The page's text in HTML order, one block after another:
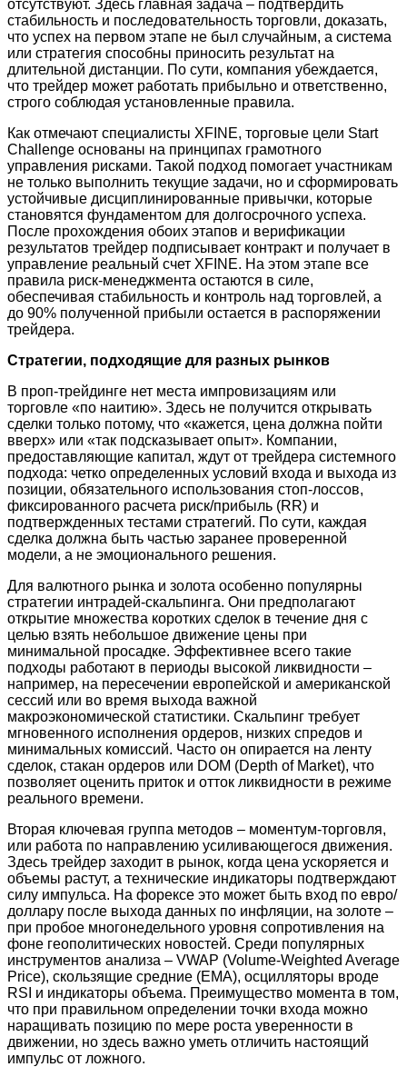
отсутствуют. Здесь главная задача – подтвердить
стабильность и последовательность торговли, доказать,
что успех на первом этапе не был случайным, а система
или стратегия способны приносить результат на
длительной дистанции. По сути, компания убеждается,
что трейдер может работать прибыльно и ответственно,
строго соблюдая установленные правила.
Как отмечают специалисты XFINE, торговые цели Start
Challenge основаны на принципах грамотного
управления рисками. Такой подход помогает участникам
не только выполнить текущие задачи, но и сформировать
устойчивые дисциплинированные привычки, которые
становятся фундаментом для долгосрочного успеха.
После прохождения обоих этапов и верификации
результатов трейдер подписывает контракт и получает в
управление реальный счет XFINE. На этом этапе все
правила риск-менеджмента остаются в силе,
обеспечивая стабильность и контроль над торговлей, а
до 90% полученной прибыли остается в распоряжении
трейдера.
Стратегии, подходящие для разных рынков
В проп-трейдинге нет места импровизациям или
торговле «по наитию». Здесь не получится открывать
сделки только потому, что «кажется, цена должна пойти
вверх» или «так подсказывает опыт». Компании,
предоставляющие капитал, ждут от трейдера системного
подхода: четко определенных условий входа и выхода из
позиции, обязательного использования стоп-лоссов,
фиксированного расчета риск/прибыль (RR) и
подтвержденных тестами стратегий. По сути, каждая
сделка должна быть частью заранее проверенной
модели, а не эмоционального решения.
Для валютного рынка и золота особенно популярны
стратегии интрадей-скальпинга. Они предполагают
открытие множества коротких сделок в течение дня с
целью взять небольшое движение цены при
минимальной просадке. Эффективнее всего такие
подходы работают в периоды высокой ликвидности –
например, на пересечении европейской и американской
сессий или во время выхода важной
макроэкономической статистики. Скальпинг требует
мгновенного исполнения ордеров, низких спредов и
минимальных комиссий. Часто он опирается на ленту
сделок, стакан ордеров или DOM (Depth of Market), что
позволяет оценить приток и отток ликвидности в режиме
реального времени.
Вторая ключевая группа методов – моментум-торговля,
или работа по направлению усиливающегося движения.
Здесь трейдер заходит в рынок, когда цена ускоряется и
объемы растут, а технические индикаторы подтверждают
силу импульса. На форексе это может быть вход по евро/
доллару после выхода данных по инфляции, на золоте –
при пробое многонедельного уровня сопротивления на
фоне геополитических новостей. Среди популярных
инструментов анализа – VWAP (Volume-Weighted Average
Price), скользящие средние (EMA), осцилляторы вроде
RSI и индикаторы объема. Преимущество момента в том,
что при правильном определении точки входа можно
наращивать позицию по мере роста уверенности в
движении, но здесь важно уметь отличить настоящий
импульс от ложного.